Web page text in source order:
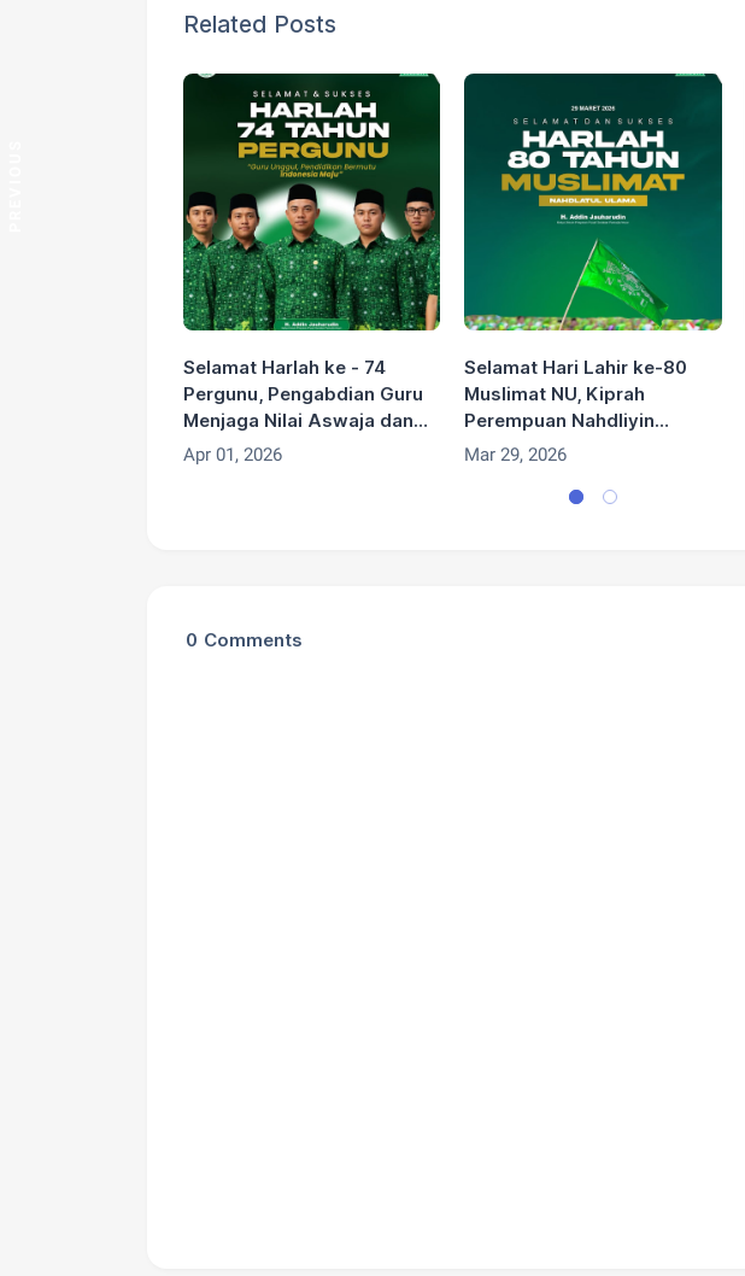
Related Posts
Selamat Harlah ke - 74
Pergunu, Pengabdian Guru
Menjaga Nilai Aswaja dan
Membangun Generasi
Apr 01, 2026
Selamat Hari Lahir ke-80
Muslimat NU, Kiprah
Perempuan Nahdliyin
Perkuat Tradisi dan
Mar 29, 2026
0 Comments